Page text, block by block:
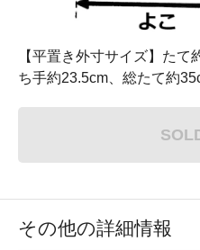
【平置き外寸サイズ】た
ち手約23.5cm、総たて約
その他の詳細情報